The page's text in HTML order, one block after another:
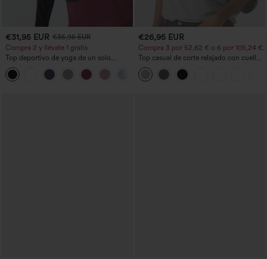
€31,95 EUR €35,95 EUR
Compra 2 y llévate 1 gratis
Top deportivo de yoga de un solo
hombro, manga larga con agujero para
el pulgar, dobladillo curvo estilo high-
low (frente más corto, espalda más
+3
€26,95 EUR
Compra 3 por 52,62 € o 6 por 105,24 €.
Top casual de corte relajado con cuello
redondo y mangas murciélago.